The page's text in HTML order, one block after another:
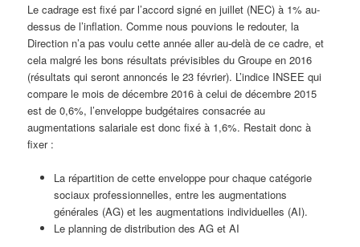
Le cadrage est fixé par l’accord signé en juillet (NEC) à 1% au-
dessus de l’inflation. Comme nous pouvions le redouter, la
Direction n’a pas voulu cette année aller au-delà de ce cadre, et
cela malgré les bons résultats prévisibles du Groupe en 2016
(résultats qui seront annoncés le 23 février). L’indice INSEE qui
compare le mois de décembre 2016 à celui de décembre 2015
est de 0,6%, l’enveloppe budgétaires consacrée au
augmentations salariale est donc fixé à 1,6%. Restait donc à
fixer :
La répartition de cette enveloppe pour chaque catégorie
sociaux professionnelles, entre les augmentations
générales (AG) et les augmentations individuelles (AI).
Le planning de distribution des AG et AI